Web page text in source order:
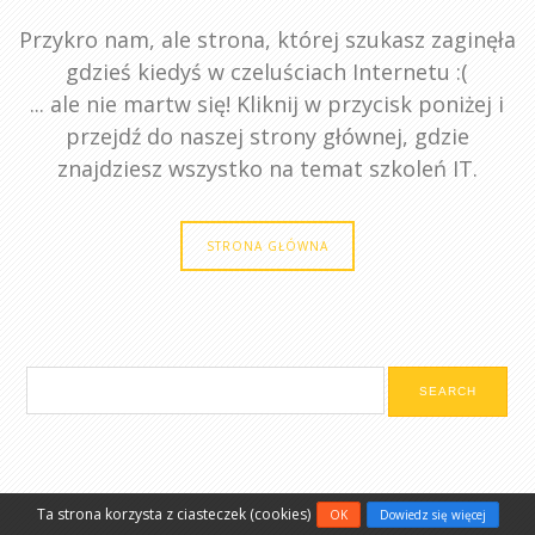
Przykro nam, ale strona, której szukasz zaginęła
gdzieś kiedyś w czeluściach Internetu :(
... ale nie martw się! Kliknij w przycisk poniżej i
przejdź do naszej strony głównej, gdzie
znajdziesz wszystko na temat szkoleń IT.
STRONA GŁÓWNA
Ta strona korzysta z ciasteczek (cookies) OK Dowiedz się więcej